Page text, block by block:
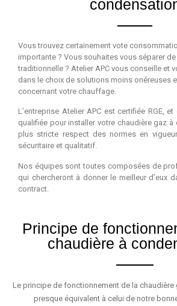
Vous trouvez certainement vote
importante ? Vous souhaites vous séparer
traditionnelle ? Atelier APC vous conseille et
dans le choix de solutions moins onéreuses
concernant votre chauffage.
L’entreprise Atelier APC est certifiée RGE,
qualifiée pour installer votre chaudière gaz
plus stricte respect des normes en
sécuritaire et qualitatif.
Nos équipes sont toutes composées de
qui chercheront à donner le meilleur d’eux
contract.
Principe de
chaudière à
Le principe de fonctionnement de la
presque équivalent à celui de notre